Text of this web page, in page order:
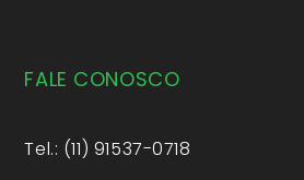
FALE CONOSCO
Tel.: (11) 91537-0718